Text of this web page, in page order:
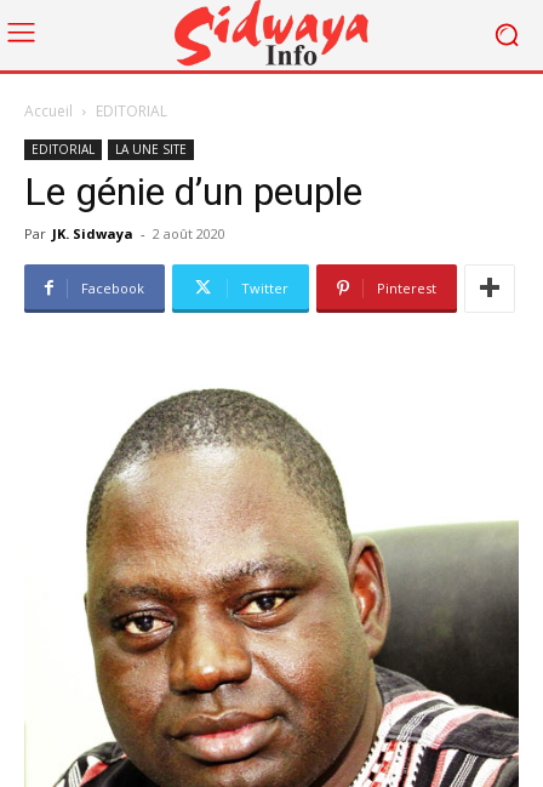
Accueil EDITORIAL
EDITORIAL LA UNE SITE
Le génie d’un peuple
Par JK. Sidwaya - 2 août 2020
Facebook Twitter Pinterest